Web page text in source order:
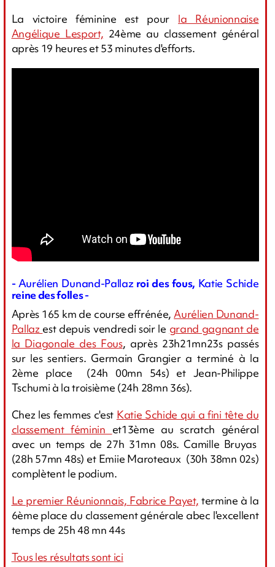
La victoire féminine est pour la Réunionnaise
Angélique Lesport, 24ème au classement général
après 19 heures et 53 minutes d'efforts.
- Aurélien Dunand-Pallaz roi des fous, Katie Schide
reine des folles -
Après 165 km de course effrénée,Aurélien Dunand-
Pallaz est depuis vendredi soir le grand gagnant de
la Diagonale des Fous, après 23h21mn23s passés
sur les sentiers. Germain Grangier a terminé à la
2ème place (24h 00mn 54s) et Jean-Philippe
Tschumi à la troisième (24h 28mn 36s).
Chez les femmes c'est Katie Schide qui a fini tête du
classement féminin et13ème au scratch général
avec un temps de 27h 31mn 08s. Camille Bruyas
(28h 57mn 48s) et Emiie Maroteaux (30h 38mn 02s)
complètent le podium.
Le premier Réunionnais, Fabrice Payet, termine à la
6ème place du classement générale abec l'excellent
temps de 25h 48 mn 44s
Tous les résultats sont ici